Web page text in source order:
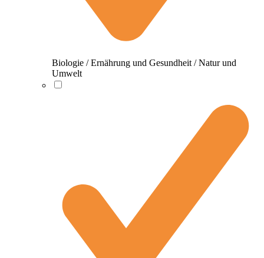
Biologie / Ernährung und Gesundheit / Natur und
Umwelt